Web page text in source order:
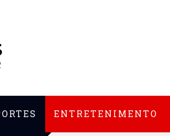
ENTRETENIMENTO